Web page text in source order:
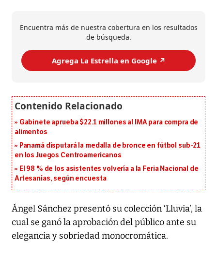
Encuentra más de nuestra cobertura en los resultados
de búsqueda.
Agrega La Estrella en Google ↗️
Gabinete aprueba $22.1 millones al IMA para compra de
alimentos
Panamá disputará la medalla de bronce en fútbol sub-21
en los Juegos Centroamericanos
El 98 % de los asistentes volvería a la Feria Nacional de
Artesanías, según encuesta
Ángel Sánchez presentó su colección ‘Lluvia’, la
cual se ganó la aprobación del público ante su
elegancia y sobriedad monocromática.